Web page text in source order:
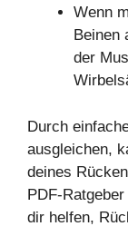
Wenn
Beinen
der
Durch
ausgleichen,
deines
PDF-
dir helfen,